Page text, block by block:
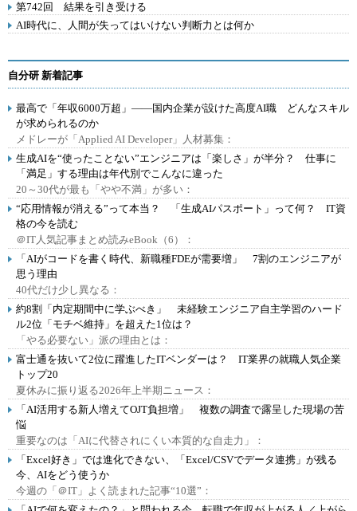
第742回 結果を引き受ける
AI時代に、人間が失ってはいけない判断力とは何か
自分研 新着記事
最高で「年収6000万超」――国内企業が設けた高度AI職 どんなスキル
が求められるのか
メドレーが「Applied AI Developer」人材募集：
生成AIを“使ったことない”エンジニアは「楽しさ」が半分？ 仕事に
「満足」する理由は年代別でこんなに違った
20～30代が最も「やや不満」が多い：
“応用情報が消える”って本当？ 「生成AIパスポート」って何？ IT資
格の今を読む
＠IT人気記事まとめ読みeBook（6）：
「AIがコードを書く時代、新職種FDEが需要増」 7割のエンジニアが
思う理由
40代だけ少し異なる：
約8割「内定期間中に学ぶべき」 未経験エンジニア自主学習のハード
ル2位「モチベ維持」を超えた1位は？
「やる必要ない」派の理由とは：
富士通を抜いて2位に躍進したITベンダーは？ IT業界の就職人気企業
トップ20
夏休みに振り返る2026年上半期ニュース：
「AI活用する新人増えてOJT負担増」 複数の調査で露呈した現場の苦
悩
重要なのは「AIに代替されにくい本質的な自走力」：
「Excel好き」では進化できない、「Excel/CSVでデータ連携」が残る
今、AIをどう使うか
今週の「＠IT」よく読まれた記事“10選”：